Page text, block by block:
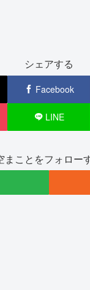
シェアする
Facebook
LINE
まことをフォロー